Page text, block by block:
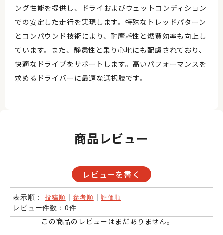
ング性能を提供し、ドライおよびウェットコンディション
での安定した走行を実現します。特殊なトレッドパターン
とコンパウンド技術により、耐摩耗性と燃費効率も向上し
ています。また、静粛性と乗り心地にも配慮されており、
快適なドライブをサポートします。高いパフォーマンスを
求めるドライバーに最適な選択肢です。
商品レビュー
レビューを書く
表示順：投稿順 |参考順 |評価順
レビュー件数：0件
この商品のレビューはまだありません。